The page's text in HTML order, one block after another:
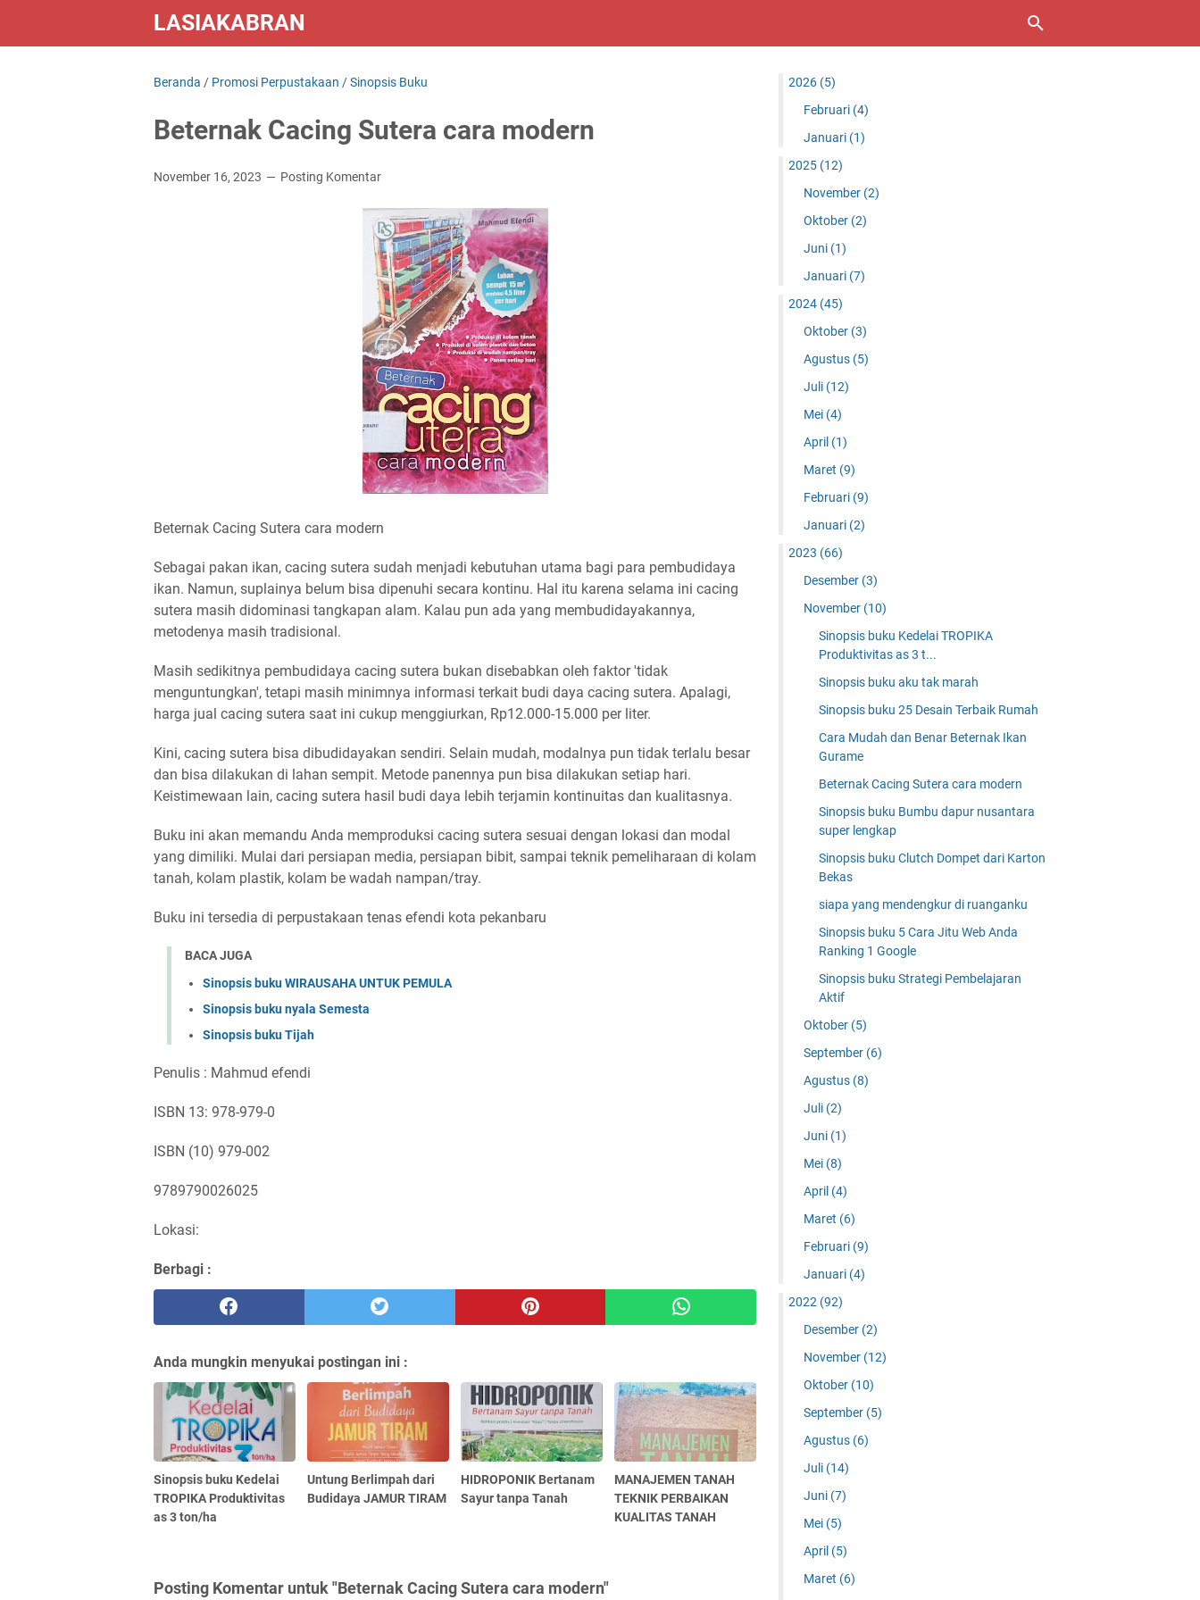
LASIAKABRAN
Beranda / Promosi Perpustakaan /Sinopsis Buku
Beternak Cacing Sutera cara modern
November 16, 2023 Posting Komentar
Beternak Cacing Sutera cara modern
Sebagai pakan ikan, cacing sutera sudah menjadi kebutuhan utama bagi para pembudidaya
ikan. Namun, suplainya belum bisa dipenuhi secara kontinu. Hal itu karena selama ini cacing
sutera masih didominasi tangkapan alam. Kalau pun ada yang membudidayakannya,
metodenya masih tradisional.
Masih sedikitnya pembudidaya cacing sutera bukan disebabkan oleh faktor 'tidak
menguntungkan', tetapi masih minimnya informasi terkait budi daya cacing sutera. Apalagi,
harga jual cacing sutera saat ini cukup menggiurkan, Rp12.000-15.000 per liter.
Kini, cacing sutera bisa dibudidayakan sendiri. Selain mudah, modalnya pun tidak terlalu besar
dan bisa dilakukan di lahan sempit. Metode panennya pun bisa dilakukan setiap hari.
Keistimewaan lain, cacing sutera hasil budi daya lebih terjamin kontinuitas dan kualitasnya.
Buku ini akan memandu Anda memproduksi cacing sutera sesuai dengan lokasi dan modal
yang dimiliki. Mulai dari persiapan media, persiapan bibit, sampai teknik pemeliharaan di kolam
tanah, kolam plastik, kolam be wadah nampan/tray.
Buku ini tersedia di perpustakaan tenas efendi kota pekanbaru
BACA JUGA
Sinopsis buku WIRAUSAHA UNTUK PEMULA
Sinopsis buku nyala Semesta
Sinopsis buku Tijah
Penulis : Mahmud efendi
ISBN 13: 978-979-0
ISBN (10) 979-002
9789790026025
Lokasi:
Berbagi :
Anda mungkin menyukai postingan ini :
Sinopsis buku Kedelai
TROPIKA Produktivitas
as 3 ton/ha
Untung Berlimpah dari
Budidaya JAMUR TIRAM
HIDROPONIK Bertanam
Sayur tanpa Tanah
MANAJEMEN TANAH
TEKNIK PERBAIKAN
KUALITAS TANAH
Posting Komentar untuk "Beternak Cacing Sutera cara modern"
2026 (5)
Februari (4)
Januari (1)
2025 (12)
November (2)
Oktober (2)
Juni (1)
Januari (7)
2024 (45)
Oktober (3)
Agustus (5)
Juli (12)
Mei (4)
April (1)
Maret (9)
Februari (9)
Januari (2)
2023 (66)
Desember (3)
November (10)
Sinopsis buku Kedelai TROPIKA
Produktivitas as 3 t...
Sinopsis buku aku tak marah
Sinopsis buku 25 Desain Terbaik Rumah
Cara Mudah dan Benar Beternak Ikan
Gurame
Beternak Cacing Sutera cara modern
Sinopsis buku Bumbu dapur nusantara
super lengkap
Sinopsis buku Clutch Dompet dari Karton
Bekas
siapa yang mendengkur di ruanganku
Sinopsis buku 5 Cara Jitu Web Anda
Ranking 1 Google
Sinopsis buku Strategi Pembelajaran
Aktif
Oktober (5)
September (6)
Agustus (8)
Juli (2)
Juni (1)
Mei (8)
April (4)
Maret (6)
Februari (9)
Januari (4)
2022 (92)
Desember (2)
November (12)
Oktober (10)
September (5)
Agustus (6)
Juli (14)
Juni (7)
Mei (5)
April (5)
Maret (6)